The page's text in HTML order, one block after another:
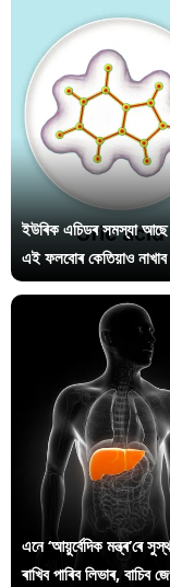
ইউৰিক এচিডৰ সমস্যা আছে
এই ফলবোৰ কেতিয়াও নাখাব
এনে ‘আয়ুৰ্বেদিক মন্ত্ৰ’ৰে
ৰাখিব পাৰিব লিভাৰ, বাচিব